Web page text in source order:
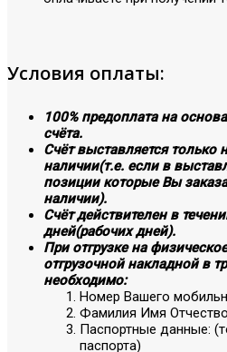
Условия оплаты:
100% предоплата на
счёта.
Счёт выставляется
наличии(т.е. если в
позиции которые Вы
наличии).
Счёт действителен в
дней(рабочих дней).
При отгрузке на
отгрузочной накладной в
необходимо:
Номер Вашего
Фамилия Имя Отчество
Паспортные данные:
паспорта)